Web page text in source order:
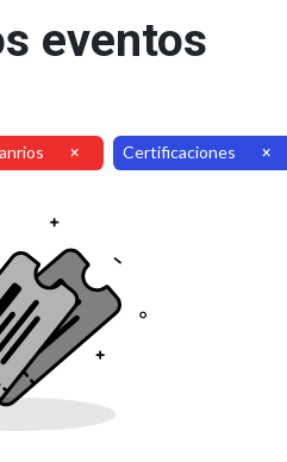
eventos
× Certificaciones ×